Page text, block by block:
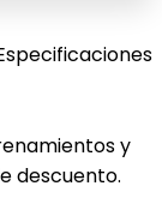
y
descuento.